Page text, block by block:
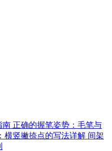
南 正确的握笔姿势：毛笔与
横竖撇捺点的写法详解 间架